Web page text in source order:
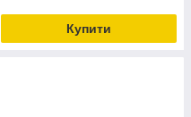
Купити